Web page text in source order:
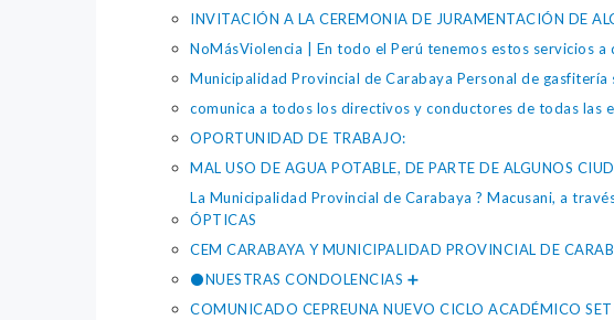
INVITACIÓN A LA CEREMONIA DE JURAMENTACIÓN DE
NoMásViolencia | En todo el Perú tenemos estos servicios
Municipalidad Provincial de Carabaya Personal de
comunica a todos los directivos y conductores de todas
OPORTUNIDAD DE TRABAJO:
MAL USO DE AGUA POTABLE, DE PARTE DE ALGUNOS
La Municipalidad Provincial de Carabaya ? Macusani, a
ÓPTICAS
CEM CARABAYA Y MUNICIPALIDAD PROVINCIAL DE
⚫NUESTRAS CONDOLENCIAS ➕
COMUNICADO CEPREUNA NUEVO CICLO ACADÉMICO